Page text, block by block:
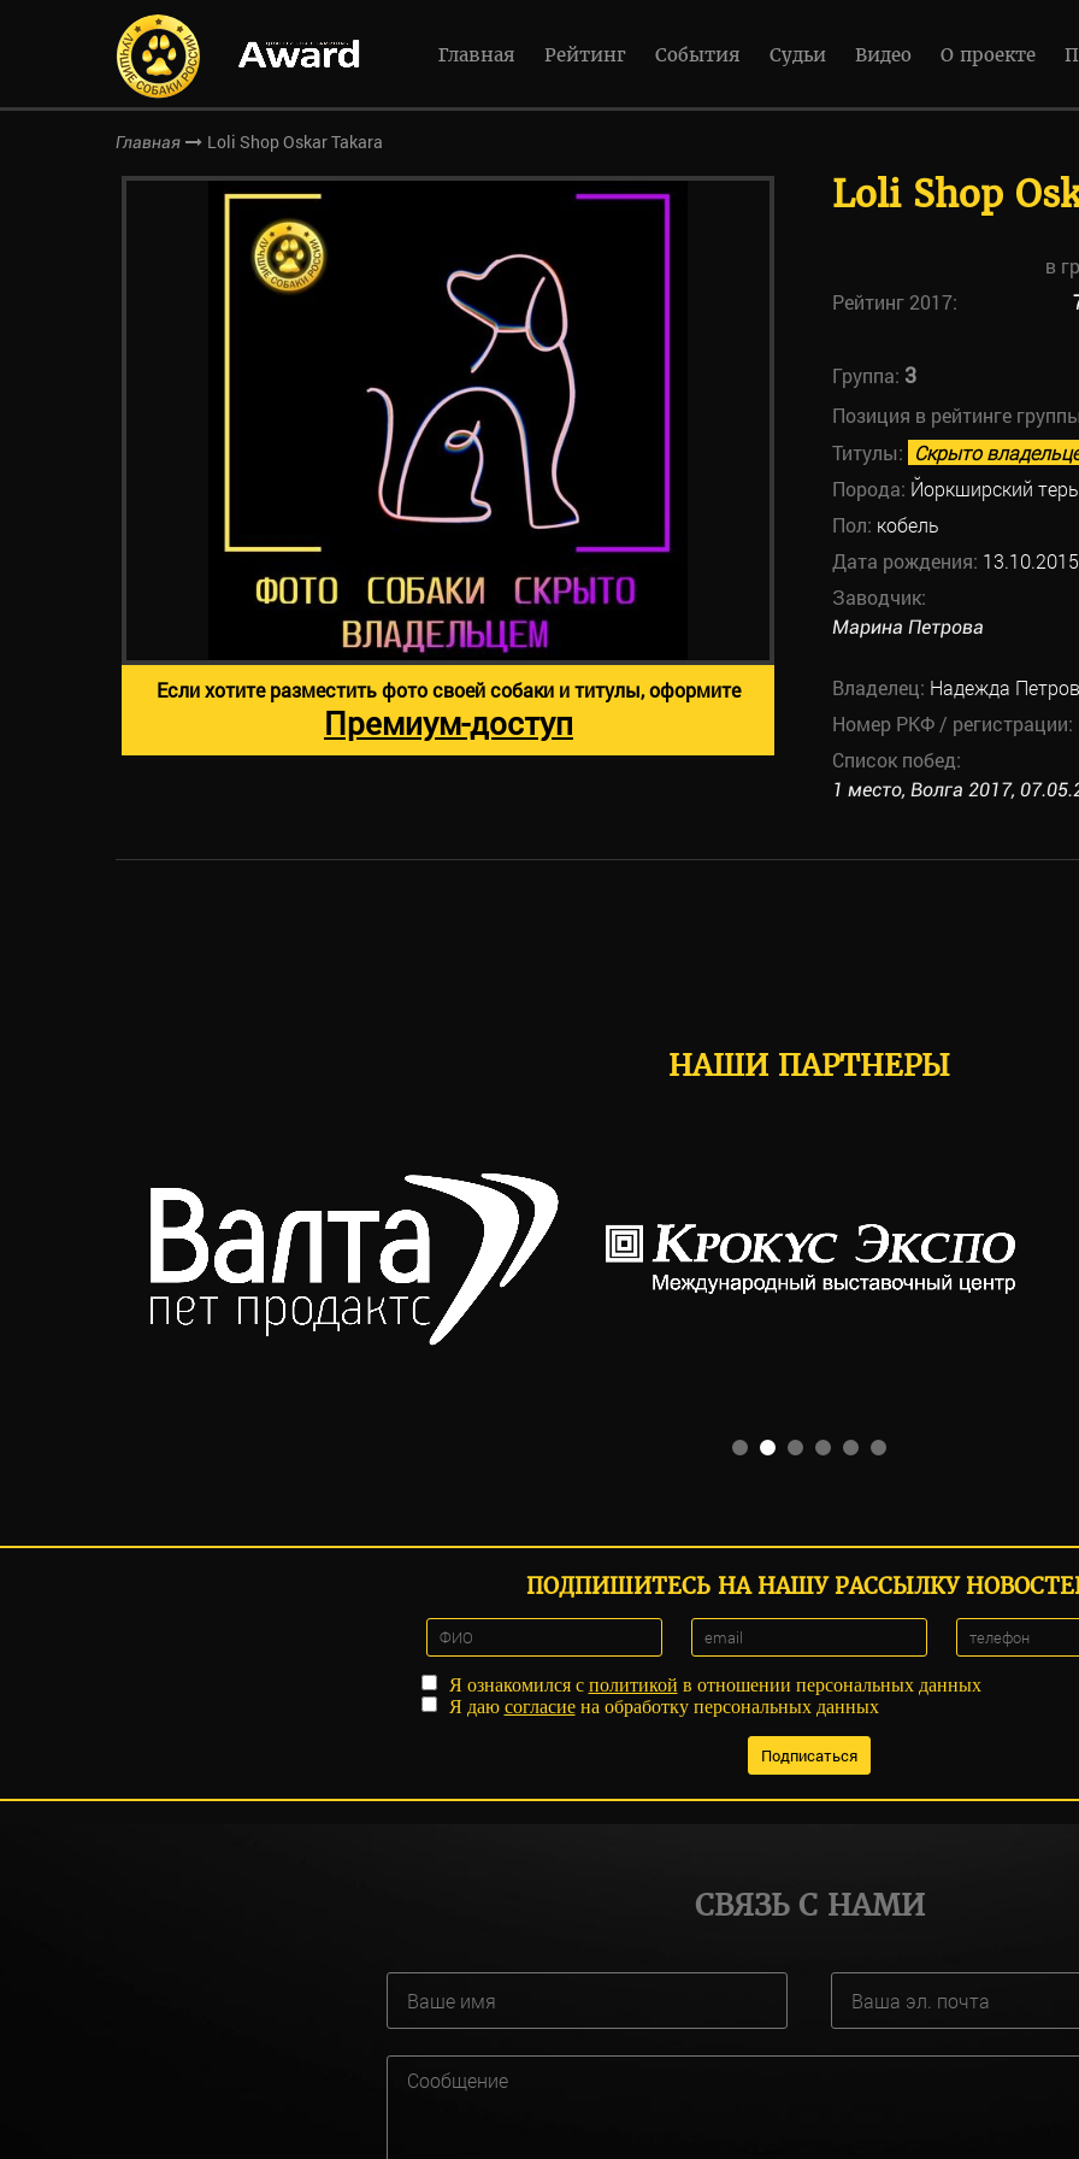
Главная Рейтинг События Судьи Видео О проекте
Главная Loli Shop Oskar Takara
Loli Shop
в
Рейтинг 2017:
Группа: 3
Позиция в рейтинге
Титулы: Скрыто
Порода: Йоркширский
Пол: кобель
Дата рождения: 13.10.2015
Заводчик:
Марина Петрова
Владелец: Надежда
Номер РКФ / регистрации:
Список побед:
1 место, Волга 2017,
Если хотите разместить фото своей собаки и титулы, оформите
Премиум-доступ
НАШИ ПАРТНЕРЫ
ПОДПИШИТЕСЬ НА НАШУ РАССЫЛКУ
Я ознакомился с политикой в отношении персональных данных
Я даю согласиена обработку персональных данных
СВЯЗЬ С НАМИ